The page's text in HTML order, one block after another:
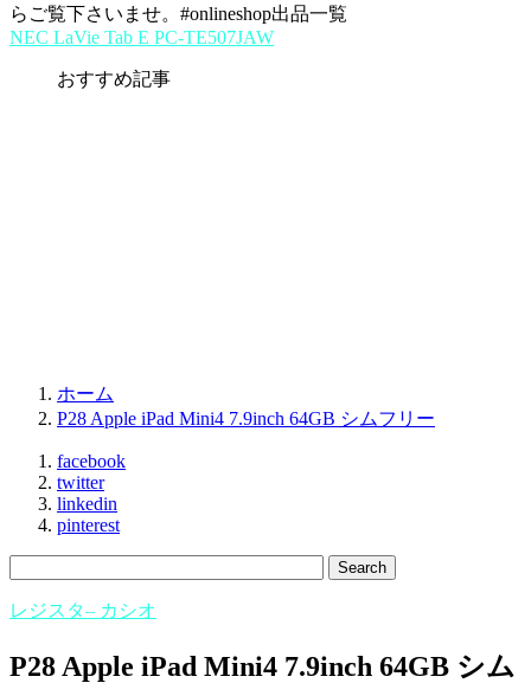
らご覧下さいませ。#onlineshop出品一覧
NEC LaVie Tab E PC-TE507JAW
おすすめ記事
ホーム
P28 Apple iPad Mini4 7.9inch 64GB シムフリー
facebook
twitter
linkedin
pinterest
レジスタ– カシオ
P28 Apple iPad Mini4 7.9inch 64GB シム